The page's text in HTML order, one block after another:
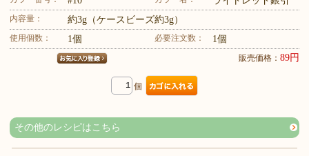
内容量： 約3g（ケースビーズ約3g）
使用個数： 1個 必要注文数： 1個
販売価格： 89円
個
その他のレシピはこちら